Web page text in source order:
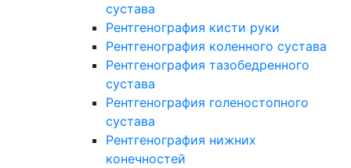
сустава
Рентгенография кисти руки
Рентгенография коленного сустава
Рентгенография тазобедренного
сустава
Рентгенография голеностопного
сустава
Рентгенография нижних
конечностей